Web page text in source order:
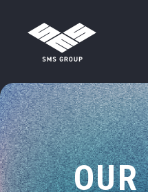
コンテンツへスキップ
メインナビゲー
OUR